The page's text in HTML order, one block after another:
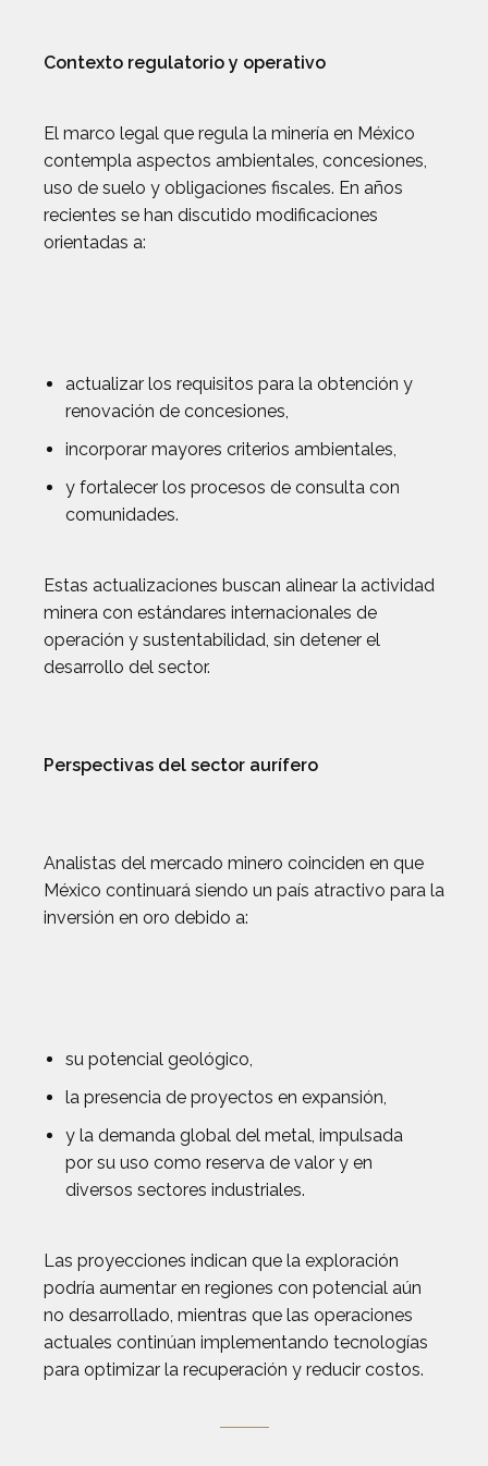
Contexto regulatorio y operativo
El marco legal que regula la minería en México
contempla aspectos ambientales, concesiones,
uso de suelo y obligaciones fiscales. En años
recientes se han discutido modificaciones
orientadas a:
actualizar los requisitos para la obtención y
renovación de concesiones,
incorporar mayores criterios ambientales,
y fortalecer los procesos de consulta con
comunidades.
Estas actualizaciones buscan alinear la actividad
minera con estándares internacionales de
operación y sustentabilidad, sin detener el
desarrollo del sector.
Perspectivas del sector aurífero
Analistas del mercado minero coinciden en que
México continuará siendo un país atractivo para la
inversión en oro debido a:
su potencial geológico,
la presencia de proyectos en expansión,
y la demanda global del metal, impulsada
por su uso como reserva de valor y en
diversos sectores industriales.
Las proyecciones indican que la exploración
podría aumentar en regiones con potencial aún
no desarrollado, mientras que las operaciones
actuales continúan implementando tecnologías
para optimizar la recuperación y reducir costos.